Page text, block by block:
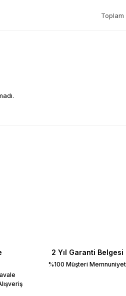
2 Yıl Garanti Belgesi
%100 Müşteri